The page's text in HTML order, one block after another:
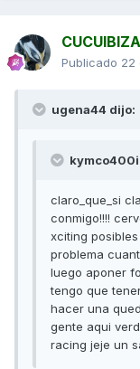
CUCUIBIZA
Publicado 22
ugena44 dijo:
claro_que_si
conmigo!!!!
xciting
problema
luego aponer
tengo que
hacer una
gente aqui
racing jeje un